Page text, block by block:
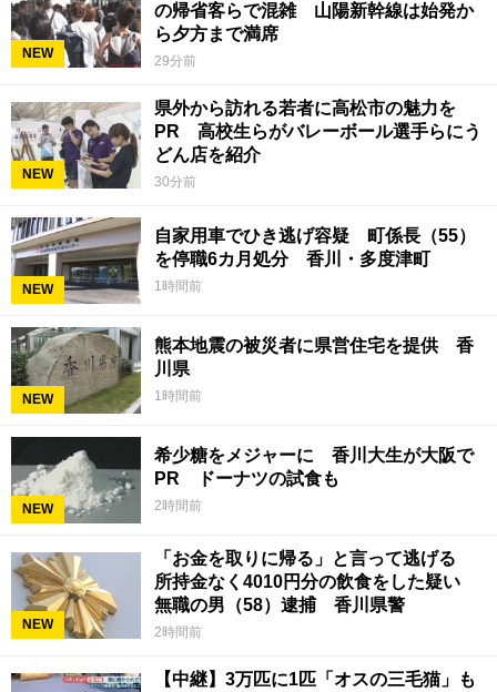
NEW
の帰省客らで混雑 山陽新幹線は始発か
ら夕方まで満席
29分前
NEW
県外から訪れる若者に高松市の魅力を
PR 高校生らがバレーボール選手らにう
どん店を紹介
30分前
NEW
自家用車でひき逃げ容疑 町係長（55）
を停職6カ月処分 香川・多度津町
1時間前
NEW
熊本地震の被災者に県営住宅を提供 香
川県
1時間前
NEW
希少糖をメジャーに 香川大生が大阪で
PR ドーナツの試食も
2時間前
NEW
「お金を取りに帰る」と言って逃げる
所持金なく4010円分の飲食をした疑い
無職の男（58）逮捕 香川県警
2時間前
【中継】3万匹に1匹「オスの三毛猫」も